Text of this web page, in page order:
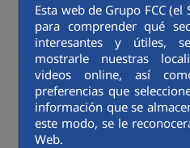
Esta web de Grupo FCC
para comprender qué
interesantes y útiles,
mostrarle nuestras
videos online, así
preferencias que
información que se
este modo, se le
Web.
social del
de